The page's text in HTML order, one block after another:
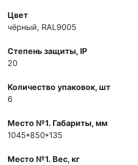
Цвет
чёрный, RAL9005
Степень защиты, IP
20
Количество упаковок, шт
6
Место №1. Габариты, мм
1045*850*135
Место №1. Вес, кг